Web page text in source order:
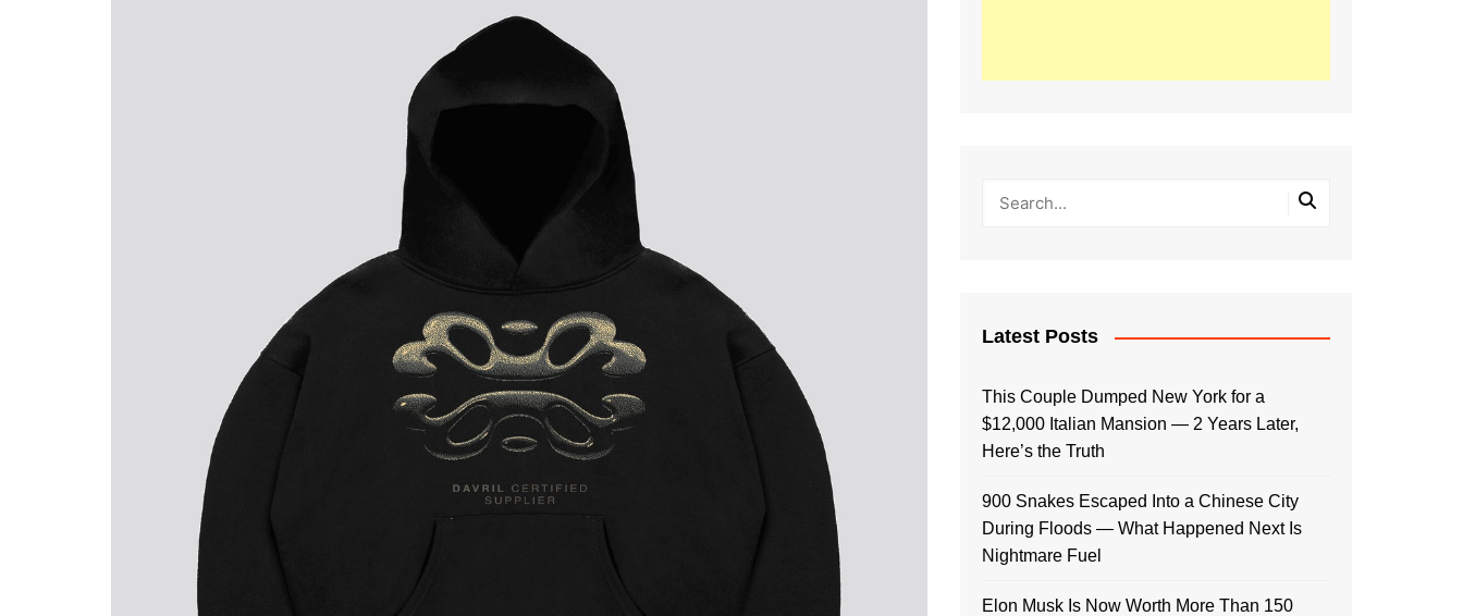
Latest Posts
This Couple Dumped New York for a
$12,000 Italian Mansion — 2 Years Later,
Here’s the Truth
900 Snakes Escaped Into a Chinese City
During Floods — What Happened Next Is
Nightmare Fuel
Elon Musk Is Now Worth More Than 150